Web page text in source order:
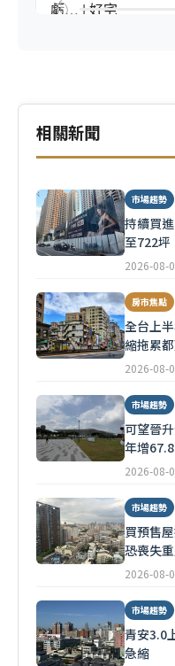
相關新聞
市場趨勢
持續買
至722坪
2026-08-
房市焦點
全台上
縮拖累
2026-08-
市場趨勢
可望晉
年增
2026-08-
市場趨勢
買預售
恐喪失
2026-08-
市場趨勢
青安3.0
急縮